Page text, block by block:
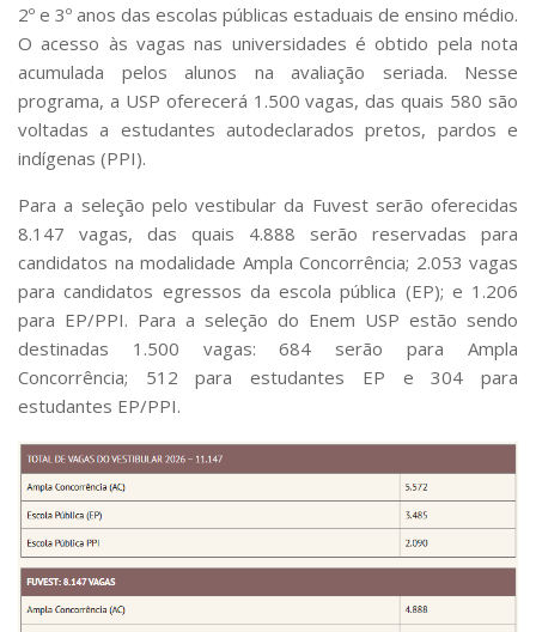
2º e 3º anos das escolas públicas estaduais de ensino médio.
O acesso às vagas nas universidades é obtido pela nota
acumulada pelos alunos na avaliação seriada. Nesse
programa, a USP oferecerá 1.500 vagas, das quais 580 são
voltadas a estudantes autodeclarados pretos, pardos e
indígenas (PPI).
Para a seleção pelo vestibular da Fuvest serão oferecidas
8.147 vagas, das quais 4.888 serão reservadas para
candidatos na modalidade Ampla Concorrência; 2.053 vagas
para candidatos egressos da escola pública (EP); e 1.206
para EP/PPI. Para a seleção do Enem USP estão sendo
destinadas 1.500 vagas: 684 serão para Ampla
Concorrência; 512 para estudantes EP e 304 para
estudantes EP/PPI.